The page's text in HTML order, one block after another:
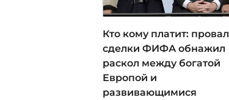
Кто кому платит: провал
сделки ФИФА обнажил
раскол между богатой
Европой и
развивающимися